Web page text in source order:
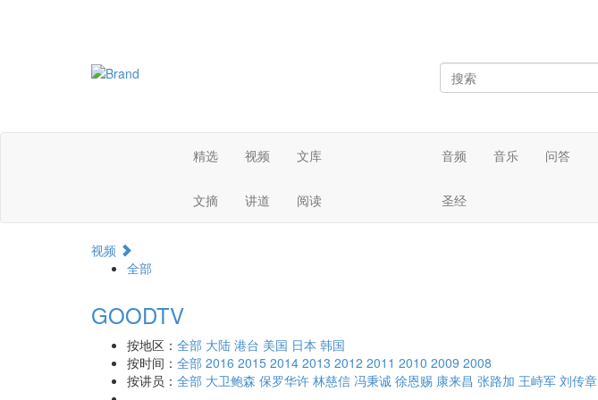
精选 视频 文库
文摘 讲道 阅读
音频 音乐 问答
圣经
视频
全部
GOODTV
按地区： 全部 大陆 港台 美国 日本 韩国
按时间： 全部 2016 2015 2014 2013 2012 2011 2010 2009 2008
按讲员： 全部 大卫鲍森 保罗华许 林慈信 冯秉诚 徐恩赐 康来昌 张路加 王峙军 刘传章